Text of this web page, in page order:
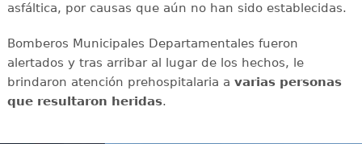
asfáltica, por causas que aún no han sido establecidas.
Bomberos Municipales Departamentales fueron
alertados y tras arribar al lugar de los hechos, le
brindaron atención prehospitalaria a varias personas
que resultaron heridas.